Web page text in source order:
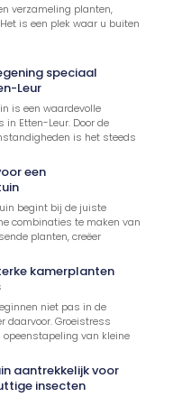
verzameling planten,
is een plek waar u buiten
speciaal
Leur
is een waardevolle
in Etten-Leur. Door de
is het steeds
een
begint bij de juiste
combinaties te maken van
planten, creëer
kamerplanten
niet pas in de
daarvoor. Groeistress
van kleine
aantrekkelijk voor
insecten